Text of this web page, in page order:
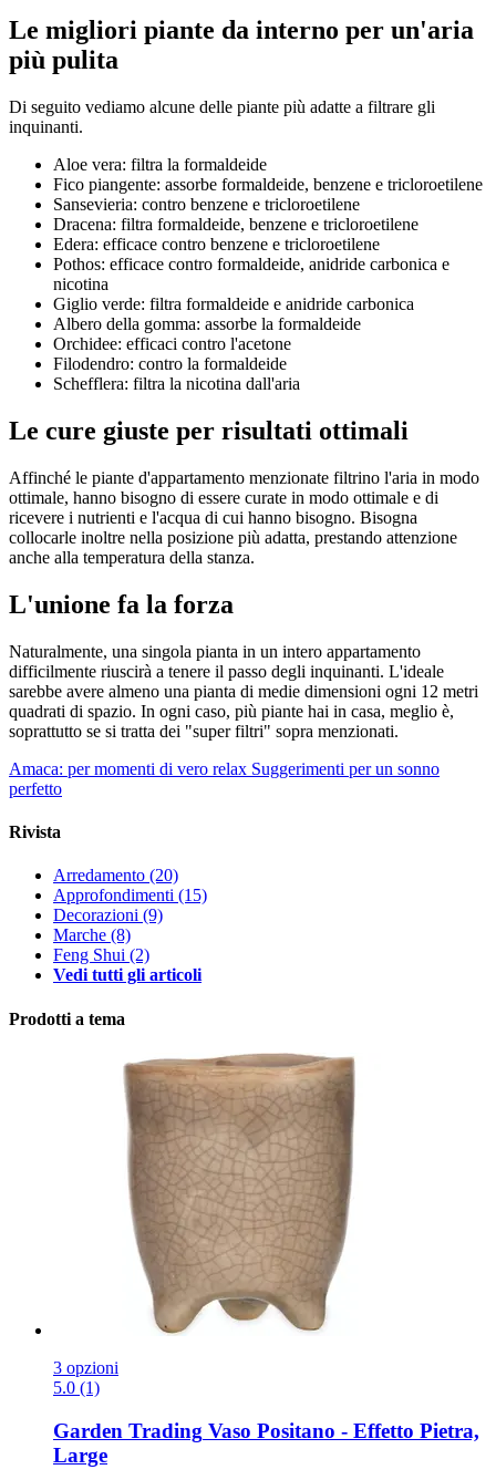
Le migliori piante da interno per un'aria
più pulita
Di seguito vediamo alcune delle piante più adatte a filtrare gli
inquinanti.
Aloe vera: filtra la formaldeide
Fico piangente: assorbe formaldeide, benzene e tricloroetilene
Sansevieria: contro benzene e tricloroetilene
Dracena: filtra formaldeide, benzene e tricloroetilene
Edera: efficace contro benzene e tricloroetilene
Pothos: efficace contro formaldeide, anidride carbonica e
nicotina
Giglio verde: filtra formaldeide e anidride carbonica
Albero della gomma: assorbe la formaldeide
Orchidee: efficaci contro l'acetone
Filodendro: contro la formaldeide
Schefflera: filtra la nicotina dall'aria
Le cure giuste per risultati ottimali
Affinché le piante d'appartamento menzionate filtrino l'aria in modo
ottimale, hanno bisogno di essere curate in modo ottimale e di
ricevere i nutrienti e l'acqua di cui hanno bisogno. Bisogna
collocarle inoltre nella posizione più adatta, prestando attenzione
anche alla temperatura della stanza.
L'unione fa la forza
Naturalmente, una singola pianta in un intero appartamento
difficilmente riuscirà a tenere il passo degli inquinanti. L'ideale
sarebbe avere almeno una pianta di medie dimensioni ogni 12 metri
quadrati di spazio. In ogni caso, più piante hai in casa, meglio è,
soprattutto se si tratta dei "super filtri" sopra menzionati.
Amaca: per momenti di vero relax Suggerimenti per un sonno
perfetto
Rivista
Arredamento (20)
Approfondimenti (15)
Decorazioni (9)
Marche (8)
Feng Shui (2)
Vedi tutti gli articoli
Prodotti a tema
3 opzioni
5.0 (1)
Garden Trading Vaso Positano -​ Effetto Pietra,
Large